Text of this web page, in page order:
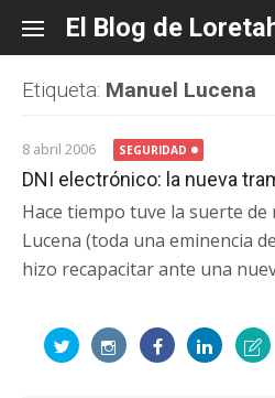
content
El Blog de
Etiqueta: Manuel Lucena
8 abril 2006 SEGURIDAD
DNI electrónico: la nueva
Hace tiempo tuve la suerte
Lucena (toda una eminencia
hizo recapacitar ante una